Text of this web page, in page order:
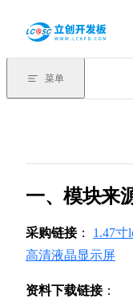
菜单
一、模块来
采购链接： 1.47寸
高清液晶显示屏
资料下载链接：